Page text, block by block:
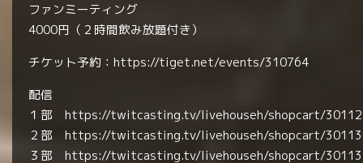
ファンミーティング
4000円（２時間飲み放題付き）
チケット予約： https://tiget.net/events/310764
配信
１部 https://twitcasting.tv/livehouseh/shopcart/
２部 https://twitcasting.tv/livehouseh/shopcart/
３部 https://twitcasting.tv/livehouseh/shopcart/